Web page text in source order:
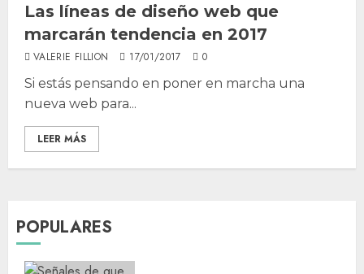
Las líneas de diseño web que
marcarán tendencia en 2017
VALERIE FILLION 17/01/2017 0
Si estás pensando en poner en marcha una
nueva web para...
LEER MÁS
POPULARES